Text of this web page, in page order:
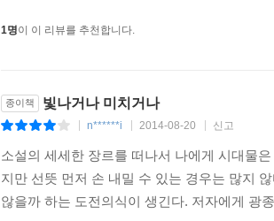
1명이 이 리뷰를 추천합니다.
종이책 빛나거나 미치거나
n******i 2014-08-20 신고
소설의 세세한 장르를 떠나서 나에게 시대물
지만 선뜻 먼저 손 내밀 수 있는 경우는 많지
않을까 하는 도전의식이 생긴다. 저자에게 광